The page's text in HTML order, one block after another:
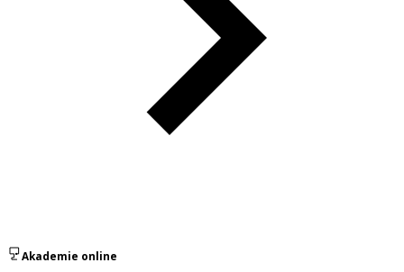
Akademie online